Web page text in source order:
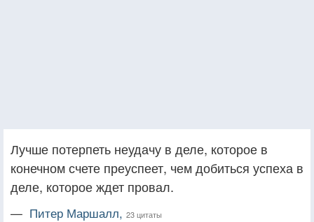
Лучше потерпеть неудачу в деле, которое в
конечном счете преуспеет, чем добиться успеха в
деле, которое ждет провал.
— Питер Маршалл, 23 цитаты